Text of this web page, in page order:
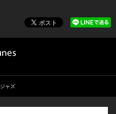
ジャズ